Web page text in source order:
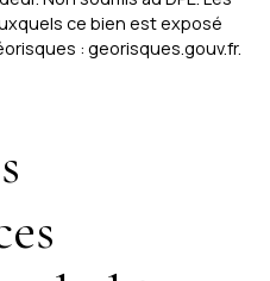
ce bien est exposé
: georisques.gouv.fr.